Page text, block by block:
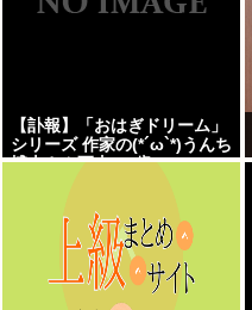
【訃報】「おはぎドリーム」
シリーズ 作家の(*´ω`*)うんち
博士さん死去 64歳